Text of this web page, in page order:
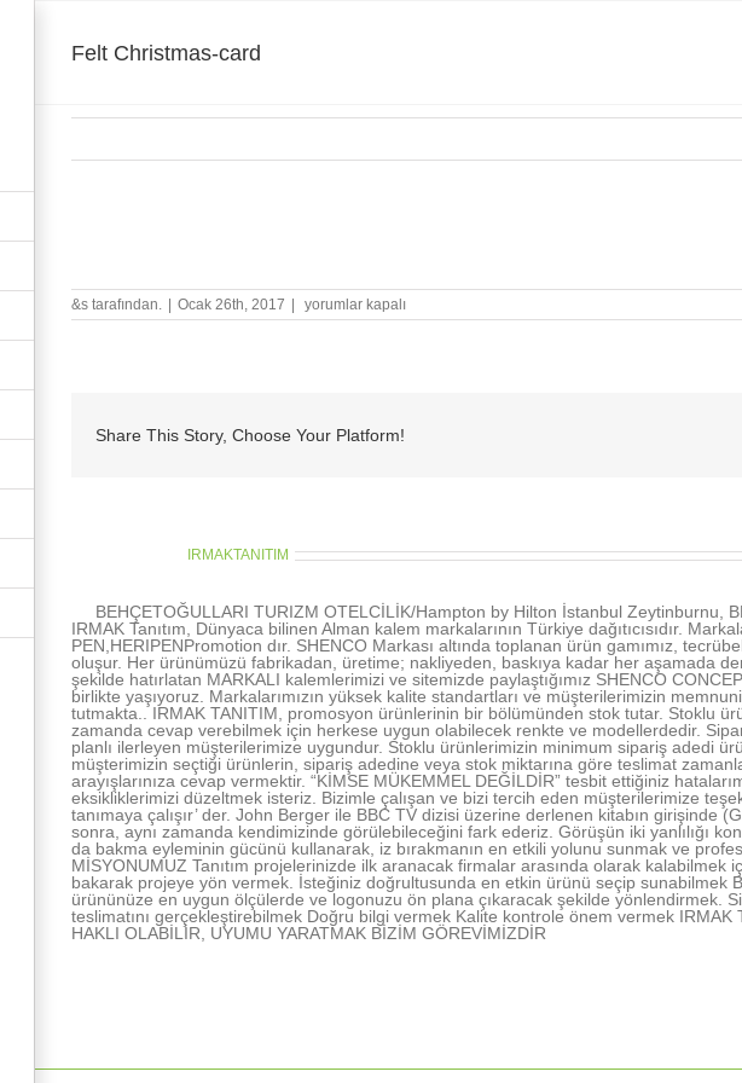
Felt Christmas-card
&s tarafından. Ocak 26th, 2017
Felt
Christmas-
yorumlar kapalı
Share This Story, Choose Your Platform!
IRMAKTANITIM
BEHÇETOĞULLARI TURIZM OTELCİLİK/Hampton by Hilton İstanbul Zeytinburnu,
IRMAK Tanıtım, Dünyaca bilinen Alman kalem markalarının Türkiye dağıtıcısıdır.
PEN,HERIPENPromotion dır. SHENCO Markası altında toplanan ürün gamımız,
oluşur. Her ürünümüzü fabrikadan, üretime; nakliyeden, baskıya kadar her aşamada
şekilde hatırlatan MARKALI kalemlerimizi ve sitemizde paylaştığımız SHENCO
birlikte yaşıyoruz. Markalarımızın yüksek kalite standartları ve müşterilerimizin
tutmakta.. IRMAK TANITIM, promosyon ürünlerinin bir bölümünden stok tutar. Stoklu
zamanda cevap verebilmek için herkese uygun olabilecek renkte ve modellerdedir.
planlı ilerleyen müşterilerimize uygundur. Stoklu ürünlerimizin minimum sipariş adedi
müşterimizin seçtiği ürünlerin, sipariş adedine veya stok miktarına göre teslimat
arayışlarınıza cevap vermektir. “KİMSE MÜKEMMEL DEĞİLDİR” tesbit ettiğiniz
eksikliklerimizi düzeltmek isteriz. Bizimle çalışan ve bizi tercih eden müşterilerimize
tanımaya çalışır’ der. John Berger ile BBC TV dizisi üzerine derlenen kitabın girişinde
sonra, aynı zamanda kendimizinde görülebileceğini fark ederiz. Görüşün iki yanlılığı
da bakma eyleminin gücünü kullanarak, iz bırakmanın en etkili yolunu sunmak ve
MİSYONUMUZ Tanıtım projelerinizde ilk aranacak firmalar arasında olarak kalabilmek
bakarak projeye yön vermek. İsteğiniz doğrultusunda en etkin ürünü seçip sunabilmek
ürününüze en uygun ölçülerde ve logonuzu ön plana çıkaracak şekilde yönlendirmek.
teslimatını gerçekleştirebilmek Doğru bilgi vermek Kalite kontrole önem vermek
HAKLI OLABİLİR, UYUMU YARATMAK BİZİM GÖREVİMİZDİR